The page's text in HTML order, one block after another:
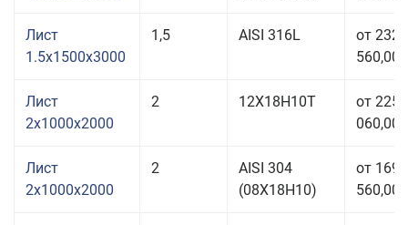
Лист
1.5x1500x3000
1,5 AISI 316L
от 232
560,00
Лист
2x1000x2000
2 12Х18Н10Т
от 225
060,00
Лист
2x1000x2000
2
AISI 304
(08Х18Н10)
от 169
560,00